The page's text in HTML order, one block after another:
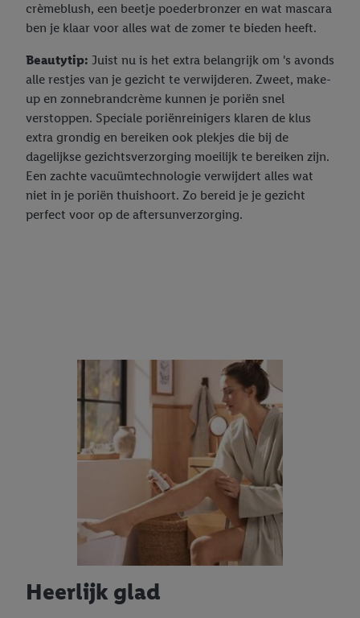
crèmeblush, een beetje poederbronzer en wat mascara
ben je klaar voor alles wat de zomer te bieden heeft.
Beautytip: Juist nu is het extra belangrijk om 's avonds
alle restjes van je gezicht te verwijderen. Zweet, make-
up en zonnebrandcrème kunnen je poriën snel
verstoppen. Speciale poriënreinigers klaren de klus
extra grondig en bereiken ook plekjes die bij de
dagelijkse gezichtsverzorging moeilijk te bereiken zijn.
Een zachte vacuümtechnologie verwijdert alles wat
niet in je poriën thuishoort. Zo bereid je je gezicht
perfect voor op de aftersunverzorging.
Heerlijk glad